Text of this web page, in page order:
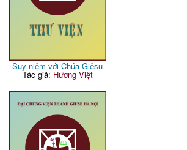
Suy niệm với Chúa Giêsu
Tác giả: Hương Việt